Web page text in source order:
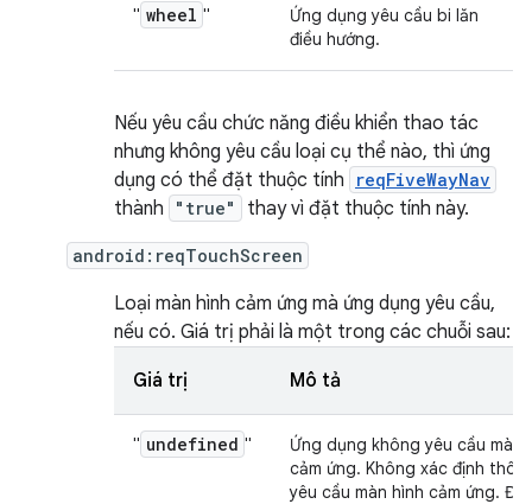
" wheel "
Ứng dụng yêu cầu bi lăn
điều hướng.
Nếu yêu cầu chức năng điều khiển thao tác
nhưng không yêu cầu loại cụ thể nào, thì ứng
dụng có thể đặt thuộc tính
reqFiveWayNav
thành "true" thay vì đặt thuộc tính này.
android:reqTouchScreen
Loại màn hình cảm ứng mà ứng dụng yêu cầu,
nếu có. Giá trị phải là một trong các chuỗi sau:
Giá trị Mô tả
" undefined "
Ứng dụng không yêu cầu màn
cảm ứng. Không xác định
yêu cầu màn hình cảm ứng.